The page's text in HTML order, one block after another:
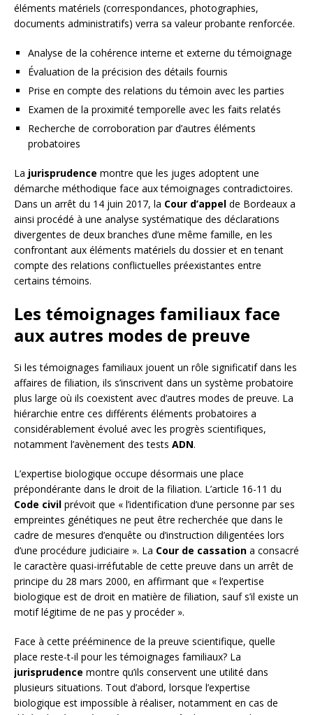
éléments matériels (correspondances, photographies,
documents administratifs) verra sa valeur probante renforcée.
Analyse de la cohérence interne et externe du témoignage
Évaluation de la précision des détails fournis
Prise en compte des relations du témoin avec les parties
Examen de la proximité temporelle avec les faits relatés
Recherche de corroboration par d’autres éléments
probatoires
La jurisprudence montre que les juges adoptent une
démarche méthodique face aux témoignages contradictoires.
Dans un arrêt du 14 juin 2017, la Cour d’appel de Bordeaux a
ainsi procédé à une analyse systématique des déclarations
divergentes de deux branches d’une même famille, en les
confrontant aux éléments matériels du dossier et en tenant
compte des relations conflictuelles préexistantes entre
certains témoins.
Les témoignages familiaux face
aux autres modes de preuve
Si les témoignages familiaux jouent un rôle significatif dans les
affaires de filiation, ils s’inscrivent dans un système probatoire
plus large où ils coexistent avec d’autres modes de preuve. La
hiérarchie entre ces différents éléments probatoires a
considérablement évolué avec les progrès scientifiques,
notamment l’avènement des tests ADN.
L’expertise biologique occupe désormais une place
prépondérante dans le droit de la filiation. L’article 16-11 du
Code civil prévoit que « l’identification d’une personne par ses
empreintes génétiques ne peut être recherchée que dans le
cadre de mesures d’enquête ou d’instruction diligentées lors
d’une procédure judiciaire ». La Cour de cassation a consacré
le caractère quasi-irréfutable de cette preuve dans un arrêt de
principe du 28 mars 2000, en affirmant que « l’expertise
biologique est de droit en matière de filiation, sauf s’il existe un
motif légitime de ne pas y procéder ».
Face à cette prééminence de la preuve scientifique, quelle
place reste-t-il pour les témoignages familiaux? La
jurisprudence montre qu’ils conservent une utilité dans
plusieurs situations. Tout d’abord, lorsque l’expertise
biologique est impossible à réaliser, notamment en cas de